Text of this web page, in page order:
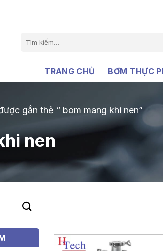
kiếm:
TRANG CHỦ BƠM THỰC
gắn thẻ “ bom mang khi nen”
nen